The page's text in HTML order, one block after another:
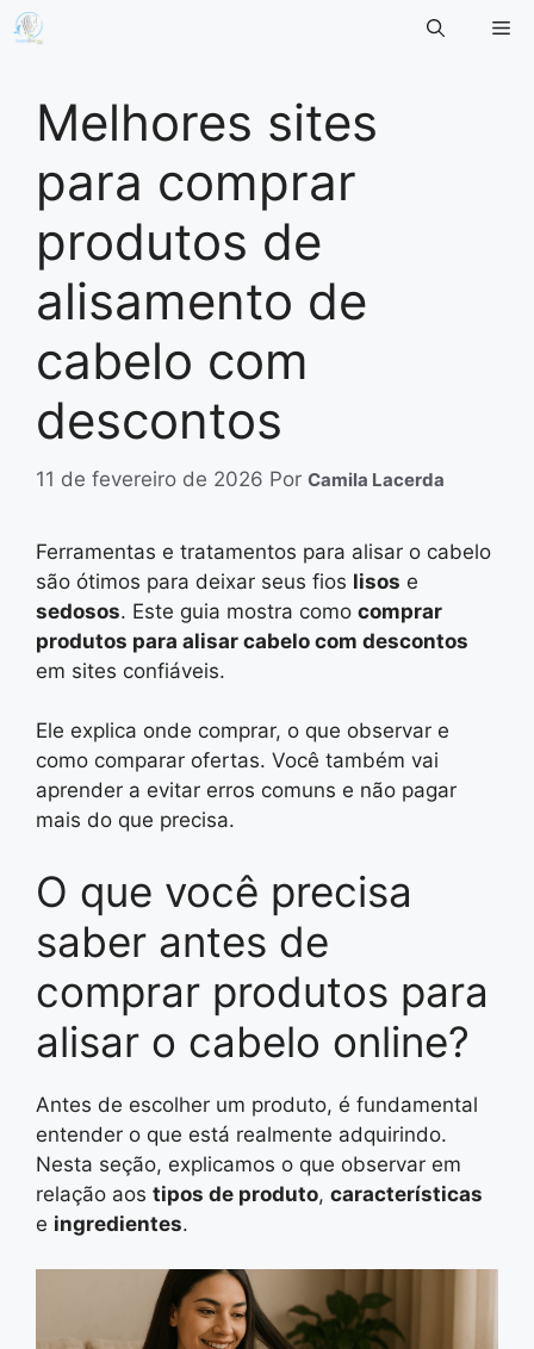
Pular
para
conteúdoMelhores sites
para comprar
produtos de
alisamento de
cabelo com
descontos
11 de fevereiro de 2026 Por Camila Lacerda
Ferramentas e tratamentos para alisar o cabelo
são ótimos para deixar seus fios lisos e
sedosos. Este guia mostra como comprar
produtos para alisar cabelo com descontos
em sites confiáveis.
Ele explica onde comprar, o que observar e
como comparar ofertas. Você também vai
aprender a evitar erros comuns e não pagar
mais do que precisa.
O que você precisa
saber antes de
comprar produtos para
alisar o cabelo online?
Antes de escolher um produto, é fundamental
entender o que está realmente adquirindo.
Nesta seção, explicamos o que observar em
relação aos tipos de produto, características
e ingredientes.